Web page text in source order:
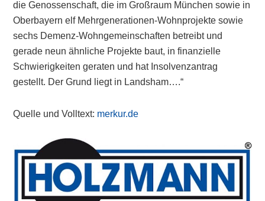
die Genossenschaft, die im Großraum München sowie in
Oberbayern elf Mehrgenerationen-Wohnprojekte sowie
sechs Demenz-Wohngemeinschaften betreibt und
gerade neun ähnliche Projekte baut, in finanzielle
Schwierigkeiten geraten und hat Insolvenzantrag
gestellt. Der Grund liegt in Landsham….“
Quelle und Volltext: merkur.de
Primary
Sidebar